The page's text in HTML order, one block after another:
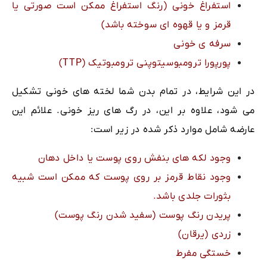
استفراغ خونی (رنگ استفراغ ممکن است صورتی یا
قرمز و یا قهوه ای سوخته باشد)
سرفه ی خونی
پورپورا ترومبوسیتوپنی ترومبوتیک (TTP)
در این شرایط، در تمام بدن شما لخته های خونی تشکیل
می شود، علاوه بر این، در رگ های ریز خونی. علائم این
عارضه شامل موارد ذکر شده در زیر است:
وجود لکه های بنفش روی پوست یا داخل دهان
وجود نقاط قرمز بر روی پوست که ممکن است شبیه
بثورات جلدی باشد.
پریدن رنگ پوست (سفید شدن رنگ پوست)
زردی (یرقان)
خستگی مفرط